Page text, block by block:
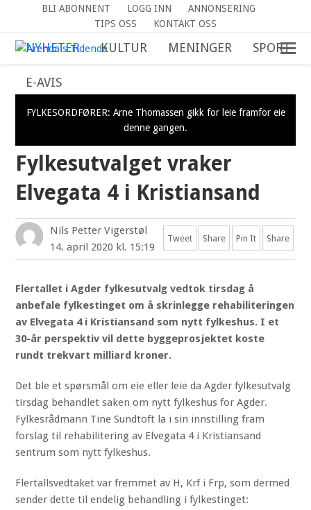
BLI ABONNENT LOGG INN
ANNONSERING
TIPS OSS
KONTAKT OSS
NYHETER KULTUR MENINGER SPORT
E-AVIS
FYLKESORDFØRER: Arne Thomassen gikk for leie framfor eie
denne gangen.
Fylkesutvalget vraker
Elvegata 4 i Kristiansand
Tweet Share Pin It Share
Nils Petter Vigerstøl
14. april 2020 kl. 15:19
Flertallet i Agder fylkesutvalg vedtok tirsdag å
anbefale fylkestinget om å skrinlegge rehabiliteringen
av Elvegata 4 i Kristiansand som nytt fylkeshus. I et
30-år perspektiv vil dette byggeprosjektet koste
rundt trekvart milliard kroner.
Det ble et spørsmål om eie eller leie da Agder fylkesutvalg
tirsdag behandlet saken om nytt fylkeshus for Agder.
Fylkesrådmann Tine Sundtoft la i sin innstilling fram
forslag til rehabilitering av Elvegata 4 i Kristiansand
sentrum som nytt fylkeshus.
Flertallsvedtaket var fremmet av H, Krf i Frp, som dermed
sender dette til endelig behandling i fylkestinget: